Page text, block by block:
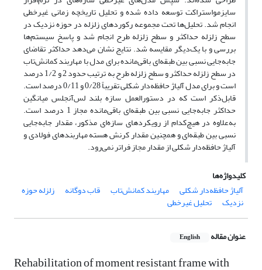
سایزمواستراکت توسعه داده شده و تحلیل تاریخچه زمانی غیرخطی
انجام شد. تحلیل‌ها تحت مجموعه رکوردهای زلزله در حوزه نزدیک در
سطح زلزله حداکثر و سطح زلزله طرح انجام شد و پاسخ سیستم‌ها
بررسی و با یک‌دیگر مقایسه شد. نتایج نشان می‌دهد حداکثر تقاضای
جابه‌جایی نسبی بین طبقه‌ای باقی‌مانده برای مدل با مهاربند کمانش‌تاب
در سطح زلزله حداکثر و سطح زلزله طرح به ترتیب حدود 2 و 1/2 درصد
است و برای مدل آلیاژ حافظه‌دار شکلی تقریباً 0/28 و 0/11 درصد است.
قابل‌ذکر است که در دستورالعمل سازه بلند لس‌آنجلس میانگین
حداکثر جابه‌جایی نسبی بین طبقه‌ای باقی‌مانده مجاز 1 درصد است.
به‌علاوه در هیچ‌کدام از رویکردهای سازه‌ای مذکور، مقدار جابه‌جایی
نسبی بین طبقه‌ای و همچنین مقدار کرنش هسته مهاربندهای فولادی و
آلیاژ حافظه‌دار شکلی از مقدار مجاز فراتر نمی‌رود.
کلیدواژه‌ها
آلیاژ حافظه‌دار شکلی
مهاربند کمانش‌تاب قاب دوگانه زلزله حوزه
نزدیک تحلیل غیرخطی
عنوان مقاله English
Rehabilitation of moment resistant frame with